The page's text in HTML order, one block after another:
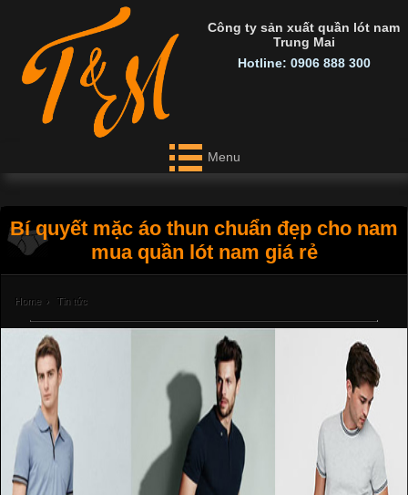
Công ty sản xuất quần lót nam
Trung Mai
Hotline: 0906 888 300
Menu
Bí quyết mặc áo thun chuẩn đẹp cho nam
mua quần lót nam giá rẻ
Home › Tin tức